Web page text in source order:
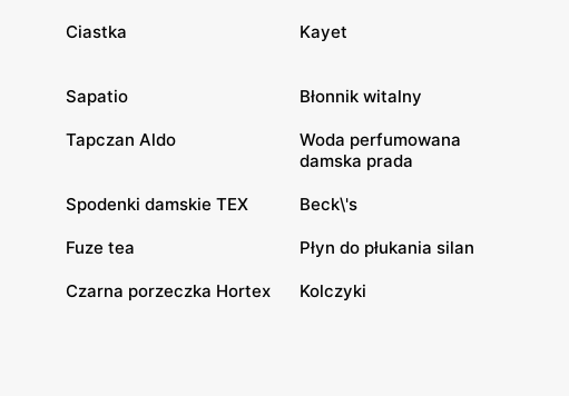
Ciastka Kayet
Sapatio Błonnik witalny
Tapczan Aldo
Woda perfumowana
damska prada
Spodenki damskie TEX Beck\'s
Fuze tea Płyn do płukania silan
Czarna porzeczka Hortex Kolczyki